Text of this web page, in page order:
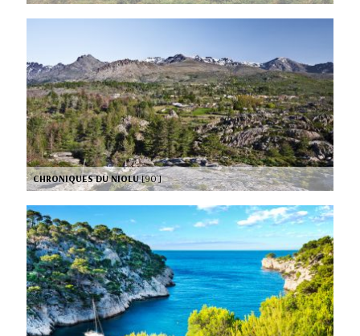
CHRONIQUES DU NIOLU[90’]